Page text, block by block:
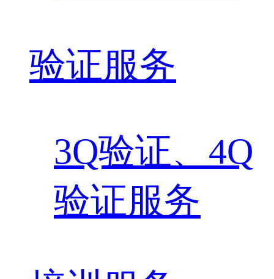
验证服务
3Q验证、4Q
验证服务